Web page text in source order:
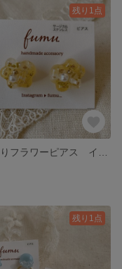
残り1点
残り1点